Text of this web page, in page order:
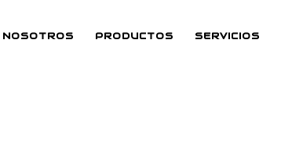
NOSOTROS PRODUCTOS SERVICIOS